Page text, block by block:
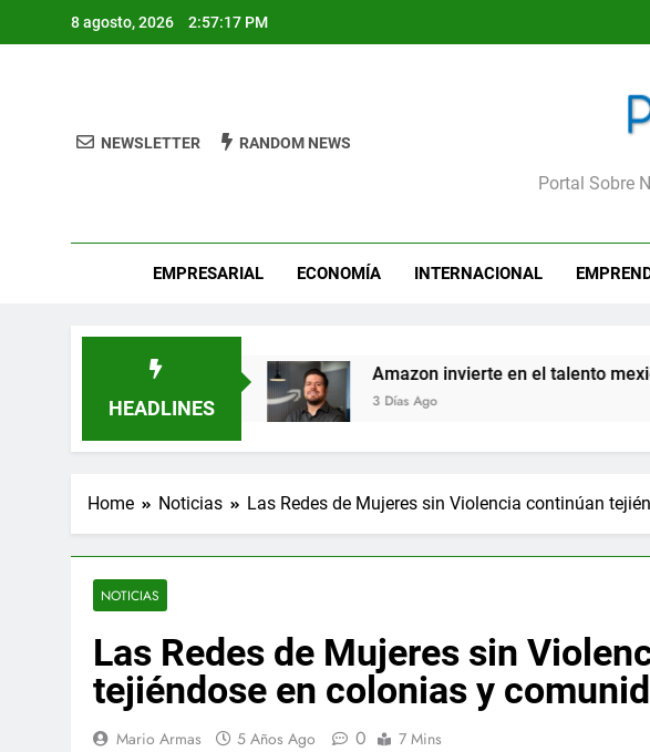
8 agosto, 2026 2:57:18 PM
Proyecta
Portal Sobre
NEWSLETTER RANDOM NEWS
EMPRESARIAL ECONOMÍA INTERNACIONAL
HEADLINES
Amazon invierte en el talento mexicano para
3 Días Ago
Home Noticias Las Redes de Mujeres sin Violencia continúan
NOTICIAS
Las Redes de Mujeres sin
tejiéndose en colonias y
Mario Armas 5 Años Ago 0 7 Mins